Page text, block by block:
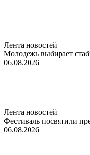
Лента новостей
Молодежь выбирает
06.08.2026
Лента новостей
Фестиваль посвятили
06.08.2026